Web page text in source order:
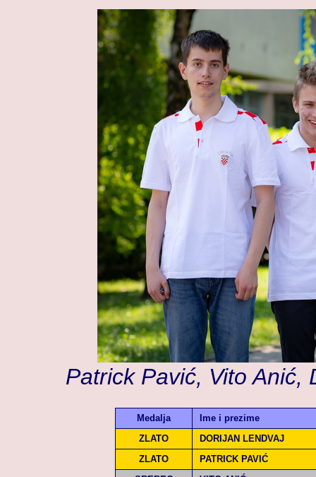
Patrick Pavić, Vito Anić,
Medalja
Ime i prezime
ZLATO
DORIJAN LENDVAJ
ZLATO
PATRICK PAVIĆ